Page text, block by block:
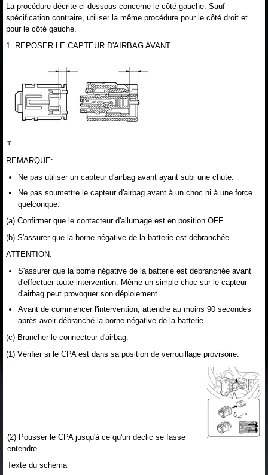
La procédure décrite ci-dessous concerne le côté gauche. Sauf
spécification contraire, utiliser la même procédure pour le côté droit et
pour le côté gauche.
1. REPOSER LE CAPTEUR D'AIRBAG AVANT
REMARQUE:
Ne pas utiliser un capteur d'airbag avant ayant subi une chute.
Ne pas soumettre le capteur d'airbag avant à un choc ni à une force
quelconque.
(a) Confirmer que le contacteur d'allumage est en position OFF.
(b) S'assurer que la borne négative de la batterie est débranchée.
ATTENTION:
S'assurer que la borne négative de la batterie est débranchée avant
d'effectuer toute intervention. Même un simple choc sur le capteur
d'airbag peut provoquer son déploiement.
Avant de commencer l'intervention, attendre au moins 90 secondes
après avoir débranché la borne négative de la batterie.
(c) Brancher le connecteur d'airbag.
(1) Vérifier si le CPA est dans sa position de verrouillage provisoire.
(2) Pousser le CPA jusqu'à ce qu'un déclic se fasse
entendre.
Texte du schéma